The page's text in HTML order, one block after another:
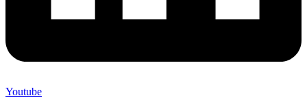
Youtube